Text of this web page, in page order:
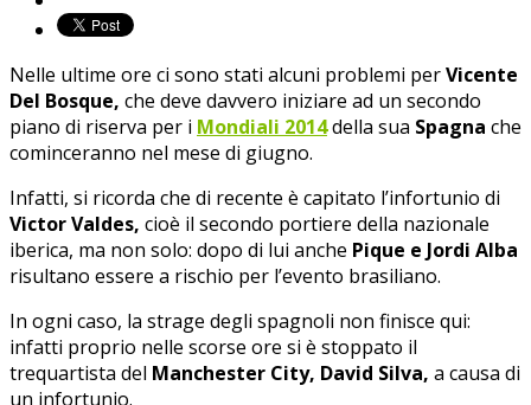
Nelle ultime ore ci sono stati alcuni problemi perVicente
Del Bosque, che deve davvero iniziare ad un secondo
piano di riserva per i Mondiali 2014della sua Spagna che
cominceranno nel mese di giugno.
Infatti, si ricorda che di recente è capitato l’infortunio di
Victor Valdes, cioè il secondo portiere della nazionale
iberica, ma non solo: dopo di lui anche Pique e Jordi Alba
risultano essere a rischio per l’evento brasiliano.
In ogni caso, la strage degli spagnoli non finisce qui:
infatti proprio nelle scorse ore si è stoppato il
trequartista del Manchester City, David Silva, a causa di
un infortunio.